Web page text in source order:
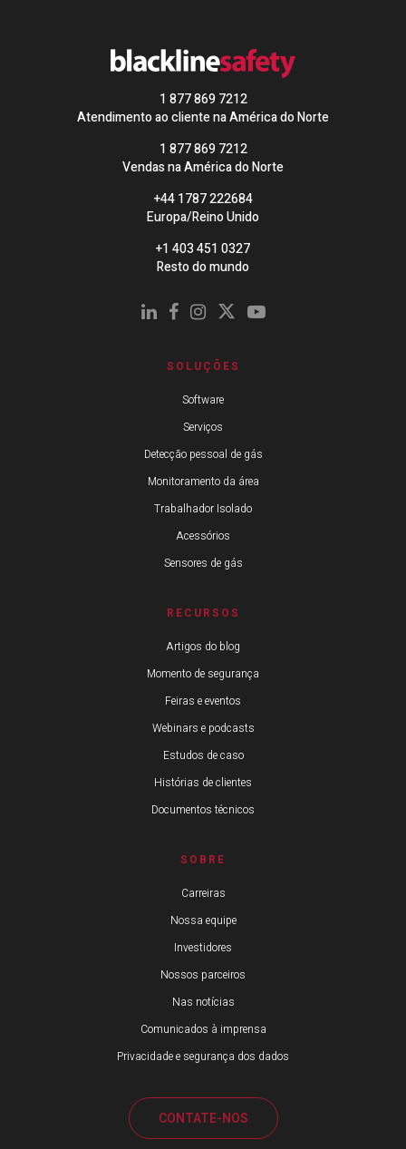
1 877 869 7212
Atendimento ao cliente na América do Norte
1 877 869 7212
Vendas na América do Norte
+44 1787 222684
Europa/Reino Unido
+1 403 451 0327
Resto do mundo
SOLUÇÕES
Software
Serviços
Detecção pessoal de gás
Monitoramento da área
Trabalhador Isolado
Acessórios
Sensores de gás
RECURSOS
Artigos do blog
Momento de segurança
Feiras e eventos
Webinars e podcasts
Estudos de caso
Histórias de clientes
Documentos técnicos
SOBRE
Carreiras
Nossa equipe
Investidores
Nossos parceiros
Nas notícias
Comunicados à imprensa
Privacidade e segurança dos dados
CONTATE-NOS